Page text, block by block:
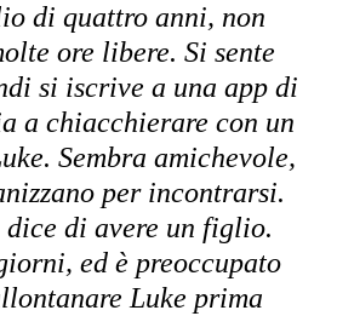
di quattro anni, non
ore libere. Si sente
si iscrive a una app di
a chiacchierare con un
Sembra amichevole,
per incontrarsi.
dice di avere un figlio.
ed è preoccupato
Luke prima